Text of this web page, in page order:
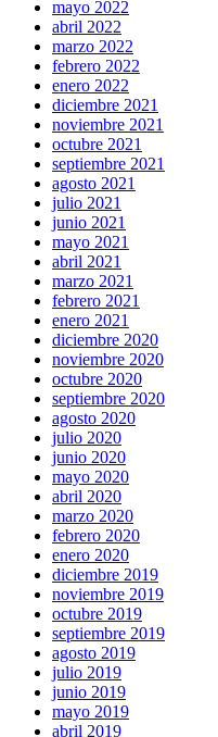
mayo 2022
abril 2022
marzo 2022
febrero 2022
enero 2022
diciembre 2021
noviembre 2021
octubre 2021
septiembre 2021
agosto 2021
julio 2021
junio 2021
mayo 2021
abril 2021
marzo 2021
febrero 2021
enero 2021
diciembre 2020
noviembre 2020
octubre 2020
septiembre 2020
agosto 2020
julio 2020
junio 2020
mayo 2020
abril 2020
marzo 2020
febrero 2020
enero 2020
diciembre 2019
noviembre 2019
octubre 2019
septiembre 2019
agosto 2019
julio 2019
junio 2019
mayo 2019
abril 2019